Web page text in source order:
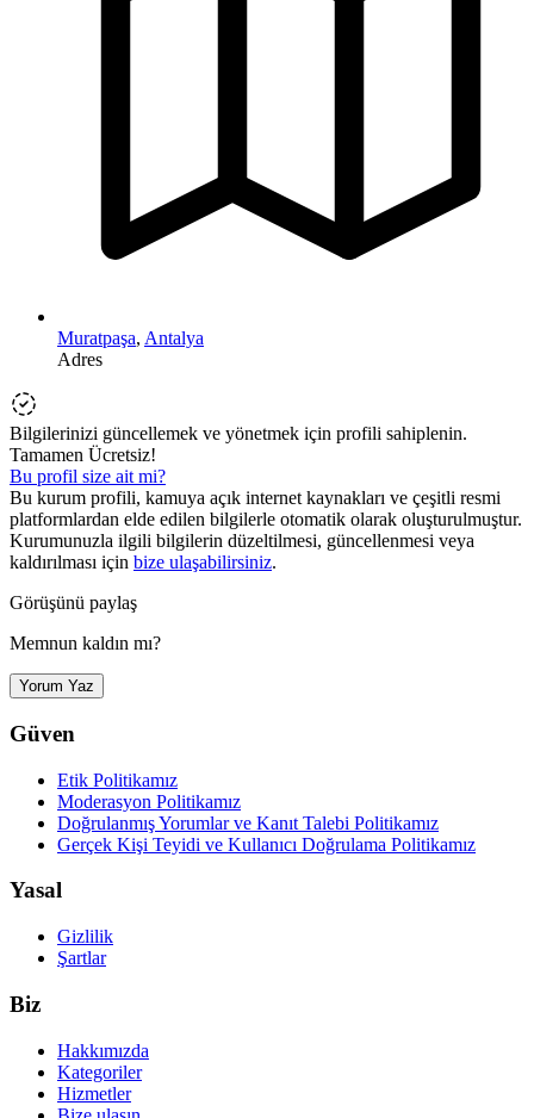
Muratpaşa, Antalya
Adres
Bilgilerinizi güncellemek ve yönetmek için profili sahiplenin.
Tamamen Ücretsiz!
Bu profil size ait mi?
Bu kurum profili, kamuya açık internet kaynakları ve çeşitli resmi
platformlardan elde edilen bilgilerle otomatik olarak oluşturulmuştur.
Kurumunuzla ilgili bilgilerin düzeltilmesi, güncellenmesi veya
kaldırılması için bize ulaşabilirsiniz.
Görüşünü paylaş
Memnun kaldın mı?
Yorum Yaz
Güven
Etik Politikamız
Moderasyon Politikamız
Doğrulanmış Yorumlar ve Kanıt Talebi Politikamız
Gerçek Kişi Teyidi ve Kullanıcı Doğrulama Politikamız
Yasal
Gizlilik
Şartlar
Biz
Hakkımızda
Kategoriler
Hizmetler